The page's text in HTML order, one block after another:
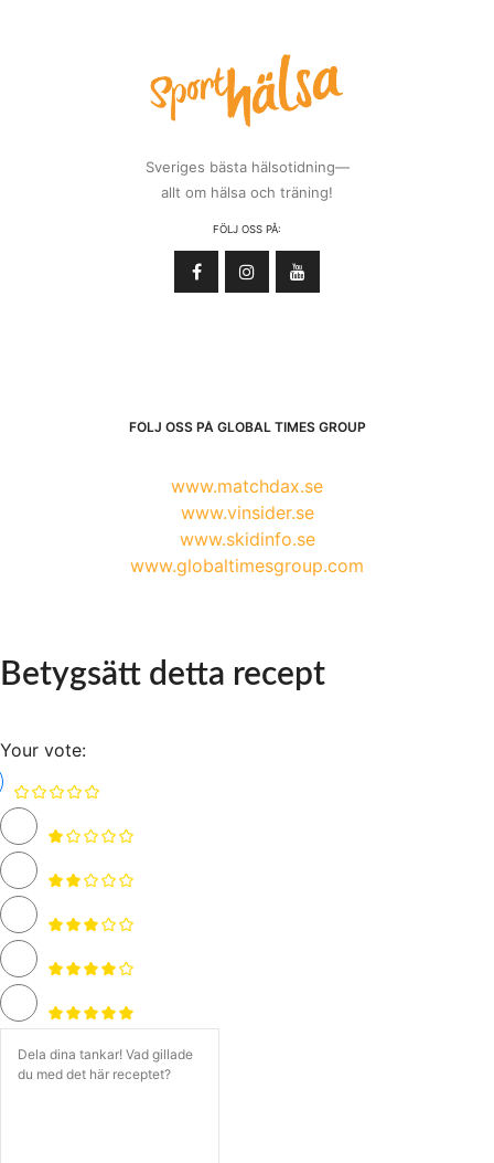
Sveriges bästa hälsotidning—
allt om hälsa och träning!
FÖLJ OSS PÅ:
FÖLJ OSS PÅ GLOBAL TIMES GROUP
www.matchdax.se
www.vinsider.se
www.skidinfo.se
www.globaltimesgroup.com
Betygsätt detta recept
Your vote: